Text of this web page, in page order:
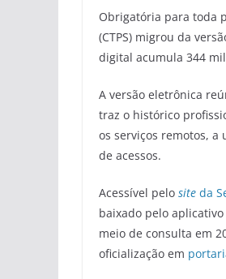
Obrigatória para toda
(CTPS) migrou da
digital acumula 344
A versão eletrônica
traz o histórico
os serviços remotos, a
de acessos.
Acessível pelo site da
baixado pelo
meio de consulta em
oficialização em